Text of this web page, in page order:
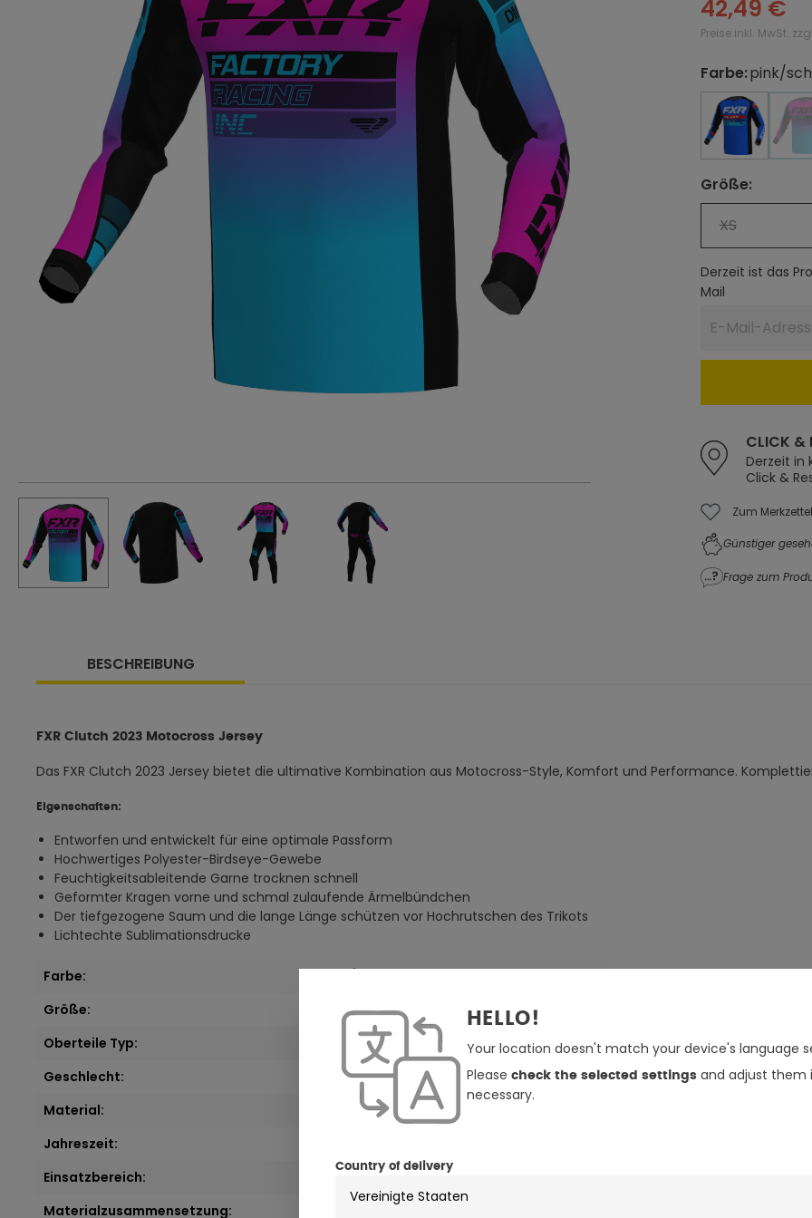
42,49 €
Preise inkl. MwSt.
Farbe
auswählen
:pink/
blau/
blau/schwarz
Größe
auswählen
:
XS
Derzeit ist das
Mail
CLICK &
Derzeit in
Click &
Zum
Günstiger
Frage zum
BESCHREIBUNG
FXR Clutch 2023 Motocross Jersey
Das FXR Clutch 2023 Jersey bietet die ultimative Kombination aus Motocross-Style, Komfort und Performance.
Eigenschaften:
Entworfen und entwickelt für eine optimale Passform
Hochwertiges Polyester-Birdseye-Gewebe
Feuchtigkeitsableitende Garne trocknen schnell
Geformter Kragen vorne und schmal zulaufende Ärmelbündchen
Der tiefgezogene Saum und die lange Länge schützen vor Hochrutschen des Trikots
Lichtechte Sublimationsdrucke
Farbe:
Größe:
Oberteile Typ:
Langarmshirts
Geschlecht:
Herren
Material:
Jahreszeit:
Einsatzbereich:
Enduro / Adventure, Motocross
Materialzusammensetzung:
HELLO!
Your location doesn't match your device's language
Please check the selected settingsand adjust them
necessary.
Country of delivery